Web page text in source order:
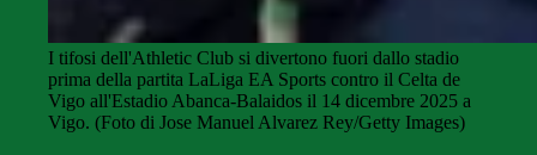
I tifosi dell'Athletic Club si divertono fuori dallo stadio
prima della partita LaLiga EA Sports contro il Celta de
Vigo all'Estadio Abanca-Balaidos il 14 dicembre 2025 a
Vigo. (Foto di Jose Manuel Alvarez Rey/Getty Images)